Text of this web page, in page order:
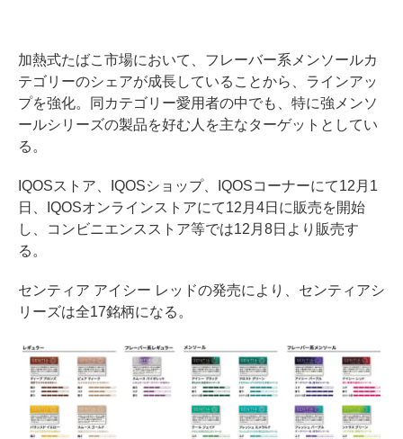
加熱式たばこ市場において、フレーバー系メンソールカ
テゴリーのシェアが成長していることから、ラインアッ
プを強化。同カテゴリー愛用者の中でも、特に強メンソ
ールシリーズの製品を好む人を主なターゲットとしてい
る。
IQOSストア、IQOSショップ、IQOSコーナーにて12月1
日、IQOSオンラインストアにて12月4日に販売を開始
し、コンビニエンスストア等では12月8日より販売す
る。
センティア アイシー レッドの発売により、センティアシ
リーズは全17銘柄になる。